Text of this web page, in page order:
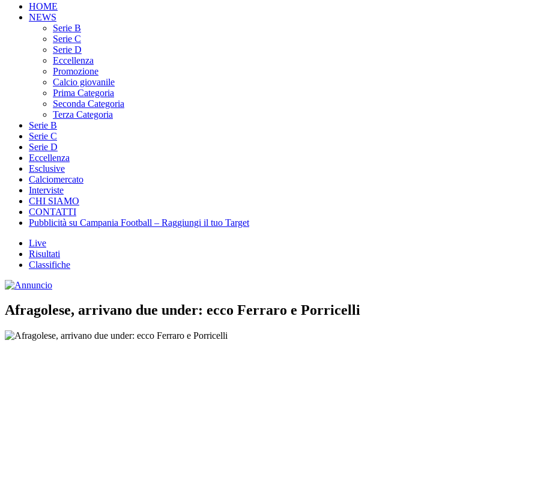
HOME
NEWS
Serie B
Serie C
Serie D
Eccellenza
Promozione
Calcio giovanile
Prima Categoria
Seconda Categoria
Terza Categoria
Serie B
Serie C
Serie D
Eccellenza
Esclusive
Calciomercato
Interviste
CHI SIAMO
CONTATTI
Pubblicità su Campania Football – Raggiungi il tuo Target
Live
Risultati
Classifiche
Afragolese, arrivano due under: ecco Ferraro e Porricelli